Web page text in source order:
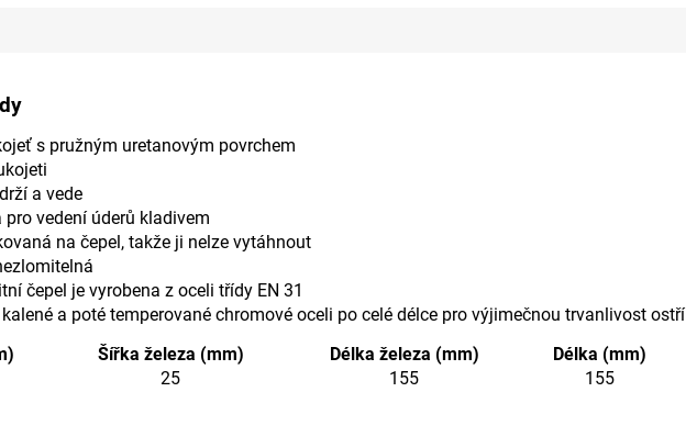
s pružným uretanovým povrchem
a vede
pro vedení úderů kladivem
na čepel, takže ji nelze vytáhnout
čepel je vyrobena z oceli třídy EN 31
a poté temperované chromové oceli po celé délce pro výjimečnou trvanlivost ostří
Šířka železa (mm) Délka železa (mm)
Délka (mm)
25 155 155